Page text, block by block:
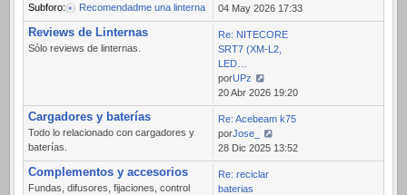
Subforo:
Recomendadme una linterna
Ver
último
mensaje
04 May 2026 17:33
Reviews de Linternas
Sólo reviews de linternas.
Re: NITECORE
SRT7 (XM-L2,
LED…
porUPz
Ver
último
mensaje
20 Abr 2026 19:20
Cargadores y baterías
Todo lo relacionado con cargadores y
baterías.
Re: Acebeam k75
porJose_
Ver
último
mensaje
28 Dic 2025 13:52
Complementos y accesorios
Fundas, difusores, fijaciones, control
Re: reciclar
baterias